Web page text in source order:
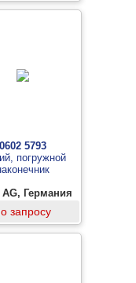
0602 5793
погружной
AG, Германия
запросу